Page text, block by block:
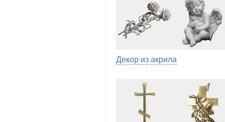
Декор из акрила